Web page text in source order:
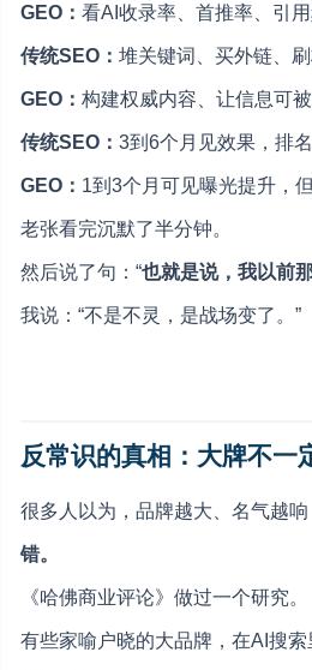
GEO： 看AI收录率、首推率、引用
传统SEO： 堆关键词、买外链、刷
GEO： 构建权威内容、让信息可被
传统SEO： 3到6个月见效果，排名
GEO： 1到3个月可见曝光提升，
老张看完沉默了半分钟。
然后说了句：“也就是说，我以前
我说：“不是不灵，是战场变了。”
反常识的真相：大牌不一
很多人以为，品牌越大、名气越响
错。
《哈佛商业评论》做过一个研究。
有些家喻户晓的大品牌，在AI搜索